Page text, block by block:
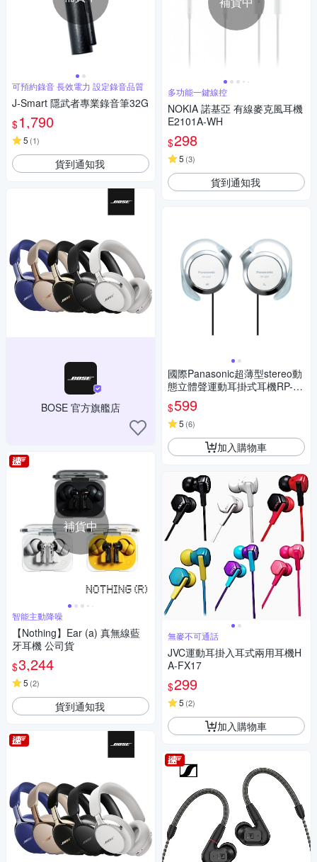
可預約錄音 長效電力 設定錄音品質
J-Smart 隱武者專業錄音筆32G
$1,790
5 (1)
貨到通知我
BOSE 官方旗艦店
補貨中
智能主動降噪
【Nothing】Ear (a) 真無線藍
牙耳機 公司貨
$3,244
5 (2)
貨到通知我
多功能一鍵線控
NOKIA 諾基亞 有線麥克風耳機
E2101A-WH
$298
5 (3)
貨到通知我
國際Panasonic超薄型stereo動
態立體聲運動耳掛式耳機RP-H
Z47(強調舒適.訴求簡易裝戴;線
長約1公尺但左右不等長)
$599
5 (6)
加入購物車
無麥不可通話
JVC運動耳掛入耳式兩用耳機H
A-FX17
$299
5 (2)
加入購物車